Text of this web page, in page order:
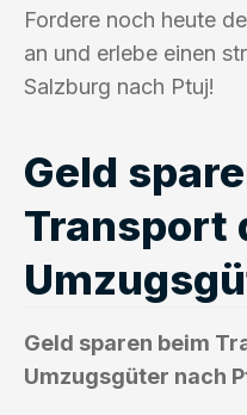
Fordere noch heute
an und erlebe einen
Salzburg nach Ptuj!
Geld
Transport
Geld sparen beim
Umzugsgüter nach